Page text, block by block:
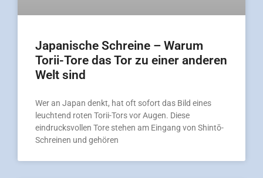
Japanische Schreine – Warum
Torii-Tore das Tor zu einer anderen
Welt sind
Wer an Japan denkt, hat oft sofort das Bild eines
leuchtend roten Torii-Tors vor Augen. Diese
eindrucksvollen Tore stehen am Eingang von Shintō-
Schreinen und gehören